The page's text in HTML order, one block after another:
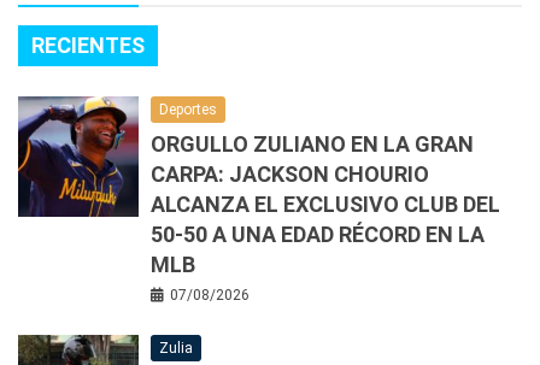
RECIENTES
Deportes
ORGULLO ZULIANO EN LA GRAN
CARPA: JACKSON CHOURIO
ALCANZA EL EXCLUSIVO CLUB DEL
50-50 A UNA EDAD RÉCORD EN LA
MLB
07/08/2026
Zulia